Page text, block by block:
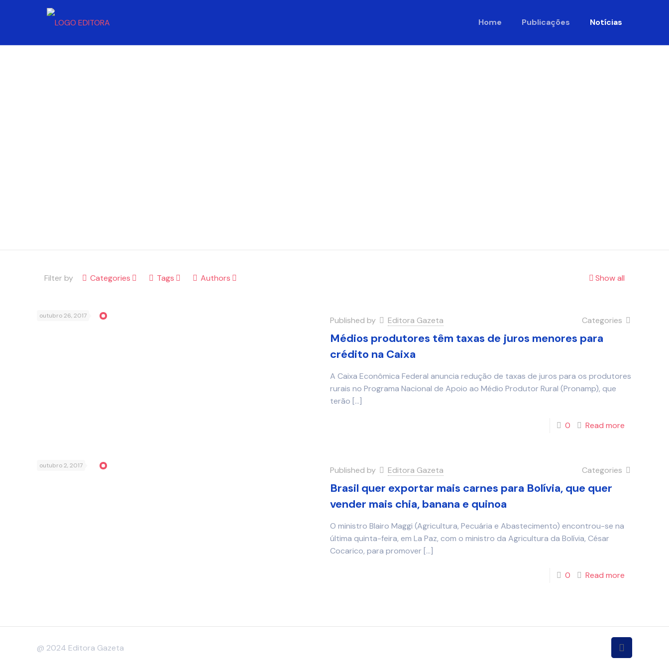
Home Publicações Notícias
Filter by Categories Tags Authors Show all
outubro 26, 2017 Published by Editora Gazeta Categories
Médios produtores têm taxas de juros menores para
crédito na Caixa
A Caixa Econômica Federal anuncia redução de taxas de juros para os produtores
rurais no Programa Nacional de Apoio ao Médio Produtor Rural (Pronamp), que
terão […]
0 Read more
outubro 2, 2017 Published by Editora Gazeta Categories
Brasil quer exportar mais carnes para Bolívia, que quer
vender mais chia, banana e quinoa
O ministro Blairo Maggi (Agricultura, Pecuária e Abastecimento) encontrou-se na
última quinta-feira, em La Paz, com o ministro da Agricultura da Bolívia, César
Cocarico, para promover[…]
0 Read more
@ 2024 Editora Gazeta